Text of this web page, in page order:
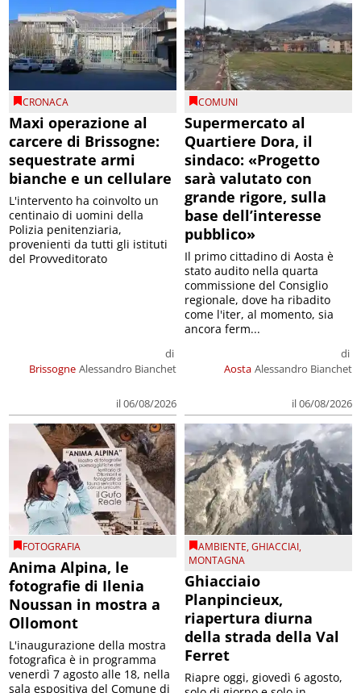
CRONACA
Maxi operazione al
carcere di Brissogne:
sequestrate armi
bianche e un cellulare
Brissogne
di
Alessandro Bianchet
il 06/08/2026
L'intervento ha coinvolto un
centinaio di uomini della
Polizia penitenziaria,
provenienti da tutti gli istituti
del Provveditorato
COMUNI
Supermercato al
Quartiere Dora, il
sindaco: «Progetto
sarà valutato con
grande rigore, sulla
base dell’interesse
pubblico»
Aosta
di
Alessandro Bianchet
il 06/08/2026
Il primo cittadino di Aosta è
stato audito nella quarta
commissione del Consiglio
regionale, dove ha ribadito
come l'iter, al momento, sia
ancora ferm...
FOTOGRAFIA
Anima Alpina, le
fotografie di Ilenia
Noussan in mostra a
Ollomont
L'inaugurazione della mostra
fotografica è in programma
venerdì 7 agosto alle 18, nella
sala espositiva del Comune di
AMBIENTE,GHIACCIAI,
MONTAGNA
Ghiacciaio
Planpincieux,
riapertura diurna
della strada della Val
Ferret
Riapre oggi, giovedì 6 agosto,